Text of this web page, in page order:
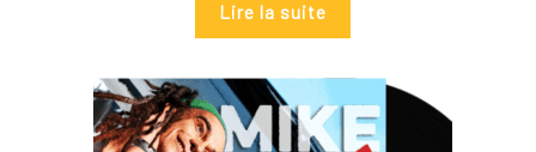
Lire la suite